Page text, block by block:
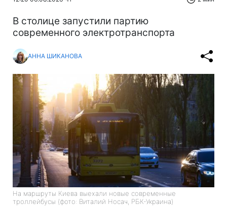
В столице запустили партию
современного электротранспорта
АННА ШИКАНОВА
На маршруты Киева выехали новые современные
троллейбусы (фото: Виталий Носач, РБК-Украина)